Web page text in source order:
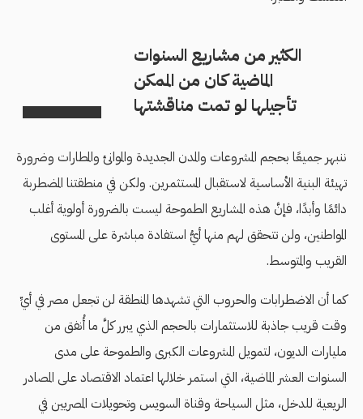
الكثير من مشاريع السنوات
الماضية كان من الممكن
تأجيلها لو تمت مناقشتها
ننبهر جميعًا بحجم المشروعات والمدن الجديدة والموانئ والمطارات وضرورة
تهيئة البنية الأساسية لاستقبال المستثمرين. ولكن في منطقتنا المضطربة
دائمًا وأبدًا، فإنَّ هذه المشاريع الطموحة ليست بالضرورة أولوية أغلب
المواطنين، ولن تتحقق لهم منها أيُّ استفادة مباشرة على المستوى
القريب والمتوسط.
كما أن الاضطرابات والحروب التي تشهدها المنطقة لن تجعل مصر في أيِّ
وقت قريب جاذبة للاستثمارات بالحجم الذي يبرر كلَّ ما أُنفق من
مليارات الديون، لتمويل المشروعات الكبرى والطموحة على مدى
السنوات العشر الماضية، التي استمر خلالها اعتماد الاقتصاد على المصادر
الريعية للدخل، مثل السياحة وقناة السويس وتحويلات المصريين في